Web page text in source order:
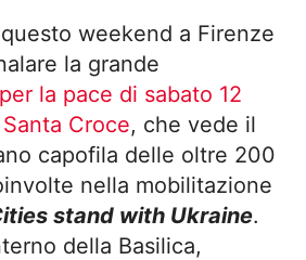
weekend a Firenze
la grande
la pace di sabato 12
Croce, che vede il
capofila delle oltre 200
nella mobilitazione
stand with Ukraine.
della Basilica,